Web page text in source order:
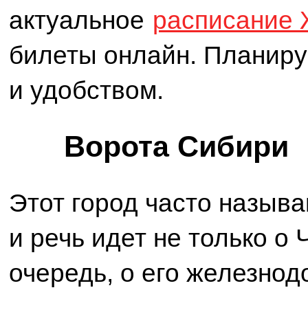
актуальное расписание
билеты онлайн.
и удобством.
Ворота Сибири
Этот город часто
и речь идет не только о
очередь, о его